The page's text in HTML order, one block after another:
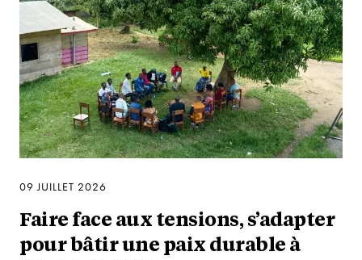
09 JUILLET 2026
Faire face aux tensions, s’adapter
pour bâtir une paix durable à